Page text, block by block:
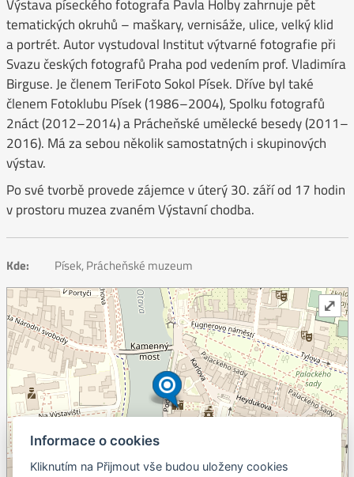
Výstava píseckého fotografa Pavla Holby zahrnuje pět
tematických okruhů – maškary, vernisáže, ulice, velký klid
a portrét. Autor vystudoval Institut výtvarné fotografie při
Svazu českých fotografů Praha pod vedením prof. Vladimíra
Birguse. Je členem TeriFoto Sokol Písek. Dříve byl také
členem Fotoklubu Písek (1986–2004), Spolku fotografů
2náct (2012–2014) a Prácheňské umělecké besedy (2011–
2016). Má za sebou několik samostatných i skupinových
výstav.
Po své tvorbě provede zájemce v úterý 30. září od 17 hodin
v prostoru muzea zvaném Výstavní chodba.
Kde: Písek, Prácheňské muzeum
⤢
Informace o cookies
Kliknutím na Přijmout vše budou uloženy cookies